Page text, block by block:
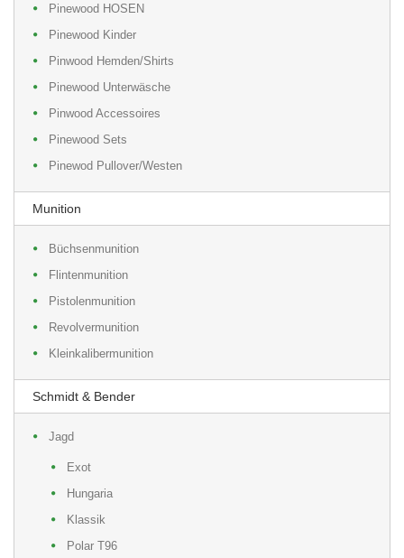
Pinewood HOSEN
Pinewood Kinder
Pinwood Hemden/Shirts
Pinewood Unterwäsche
Pinwood Accessoires
Pinewood Sets
Pinewod Pullover/Westen
Munition
Büchsenmunition
Flintenmunition
Pistolenmunition
Revolvermunition
Kleinkalibermunition
Schmidt & Bender
Jagd
Exot
Hungaria
Klassik
Polar T96